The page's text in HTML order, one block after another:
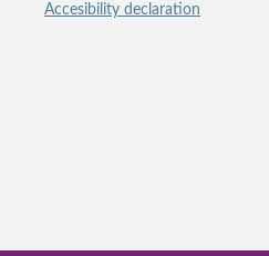
Accesibility declaration